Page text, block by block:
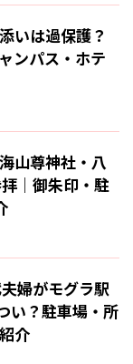
いは過保護？
ンパス・ホテ
山尊神社・八
｜御朱印・駐
婦がモグラ駅
い？駐車場・所
介